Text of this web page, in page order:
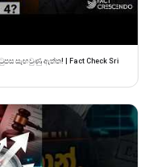
සැඟවුණු ඇත්ත! | Fact Check Sri